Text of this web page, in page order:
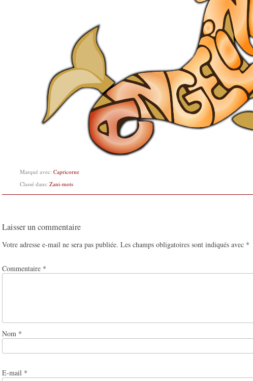
Marqué avec: Capricorne
Classé dans: Zani-mots
Laisser un commentaire
Votre adresse e-mail ne sera pas publiée. Les champs obligatoires sont indiqués avec *
Commentaire *
Nom *
E-mail *